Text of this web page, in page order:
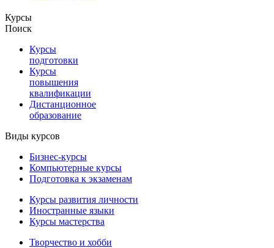
Курсы
Поиск
Курсы
подготовки
Курсы
повышения
квалификации
Дистанционное
образование
Виды курсов
Бизнес-курсы
Компьютерные курсы
Подготовка к экзаменам
Курсы развития личности
Иностранные языки
Курсы мастерства
Творчество и хобби